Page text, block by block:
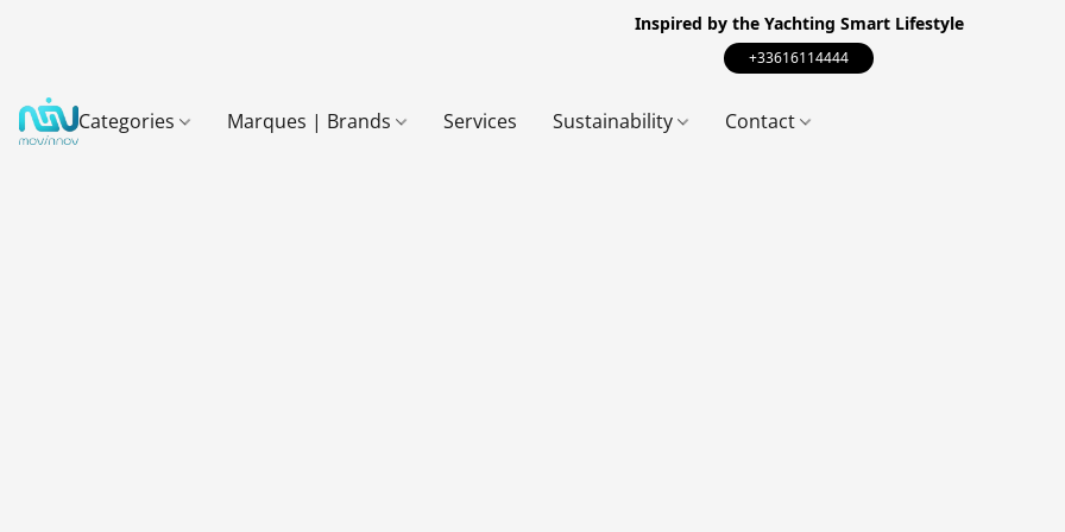
Inspired by the Yachting Smart Lifestyle
+33616114444
Categories Marques | Brands Services Sustainability Contact